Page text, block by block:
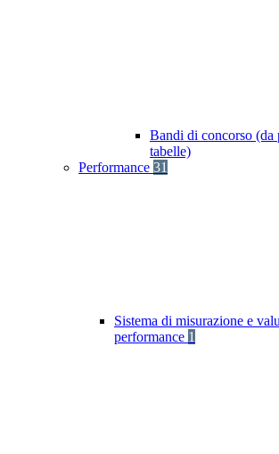
Bandi di concorso (da
tabelle)
Performance 31
Sistema di misurazione e
performance 1